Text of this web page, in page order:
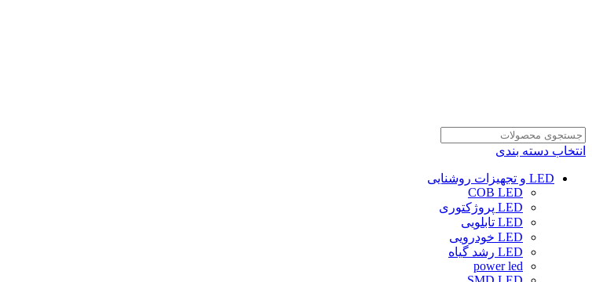
انتخاب دسته بندی
LED و تجهیزات روشنایی
COB LED
LED پروژکتوری
LED تابلویی
LED خودرویی
LED رشد گیاه
power led